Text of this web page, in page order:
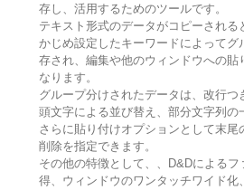
存し、活用するためのツールです。
テキスト形式のデータがコピーされる
かじめ設定したキーワードによってグ
存され、編集や他のウィンドウへの貼
なります。
グループ分けされたデータは、改行つ
頭文字による並び替え、部分文字列の
さらに貼り付けオプションとして末尾
削除を指定できます。
その他の特徴として、、D&Dによるフ
得、ウィンドウのワンタッチワイド化